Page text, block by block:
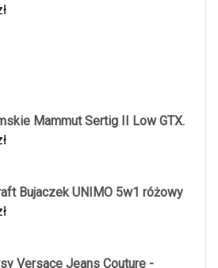
Mammut Sertig II Low GTX.
Bujaczek UNIMO 5w1 różowy
Versace Jeans Couture -